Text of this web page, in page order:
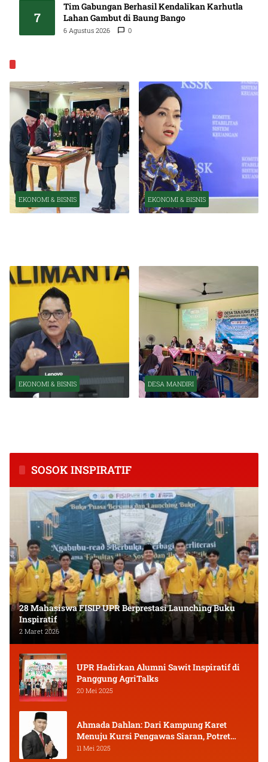
7
Tim Gabungan Berhasil Kendalikan Karhutla
Lahan Gambut di Baung Bango
6 Agustus 2026 0
EKONOMI & BISNIS EKONOMI & BISNIS
EKONOMI & BISNIS DESA MANDIRI
SOSOK INSPIRATIF
28 Mahasiswa FISIP UPR Berprestasi Launching Buku
Inspiratif
2 Maret 2026
UPR Hadirkan Alumni Sawit Inspiratif di
Panggung AgriTalks
20 Mei 2025
Ahmada Dahlan: Dari Kampung Karet
Menuju Kursi Pengawas Siaran, Potret
Pejuang Muda Kalimantan Tengah
11 Mei 2025